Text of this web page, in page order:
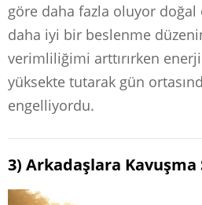
göre daha fazla oluyor doğal
daha iyi bir beslenme
verimliliğimi arttırırken
yüksekte tutarak gün
engelliyordu.
3) Arkadaşlara Kavuşma